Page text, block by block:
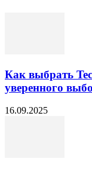
Как выбрать
уверенного
16.09.2025